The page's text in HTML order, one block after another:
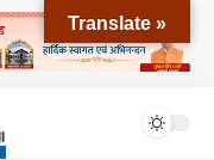
Translate »